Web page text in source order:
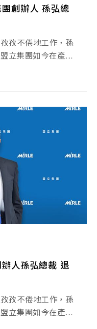
創辦人 孫弘總
孜不倦地工作，孫
立集團如今在產...
人孫弘總裁 退
孜不倦地工作，孫
立集團如今在產...